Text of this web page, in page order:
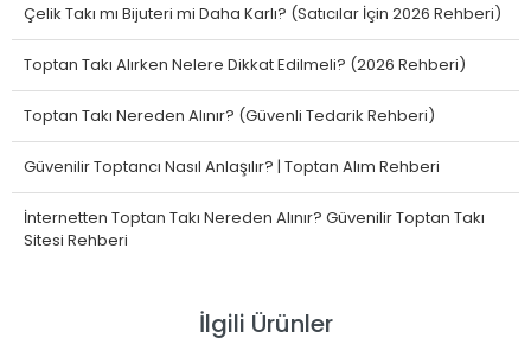
Çelik Takı mı Bijuteri mi Daha Karlı? (Satıcılar İçin 2026 Rehberi)
Toptan Takı Alırken Nelere Dikkat Edilmeli? (2026 Rehberi)
Toptan Takı Nereden Alınır? (Güvenli Tedarik Rehberi)
Güvenilir Toptancı Nasıl Anlaşılır? | Toptan Alım Rehberi
İnternetten Toptan Takı Nereden Alınır? Güvenilir Toptan Takı
Sitesi Rehberi
İlgili Ürünler